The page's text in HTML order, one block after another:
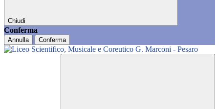
Chiudi
Conferma
Annulla Conferma